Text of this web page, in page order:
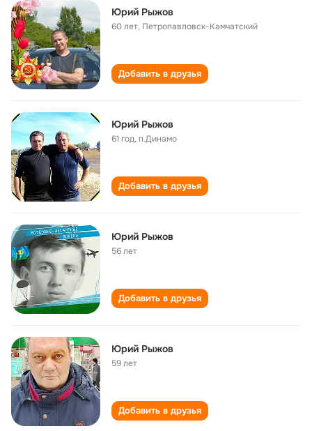
Юрий Рыжов
60 лет, Петропавловск-Камчатский
Добавить в друзья
Юрий Рыжов
61 год,п.Динамо
Добавить в друзья
Юрий Рыжов
56 лет
Добавить в друзья
Юрий Рыжов
59 лет
Добавить в друзья